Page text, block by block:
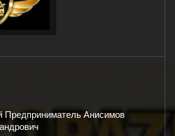
Предприниматель Анисимов